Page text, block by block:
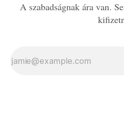
A szabadságnak ára van.